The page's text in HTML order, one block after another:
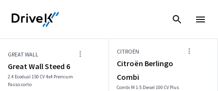
GREAT WALL
Great Wall Steed 6
2.4 Ecodual 150 CV 4x4 Premium
Passo corto
CITROËN
Citroën Berlingo
Combi
Combi M 1.5 Diesel 100 CV Plus